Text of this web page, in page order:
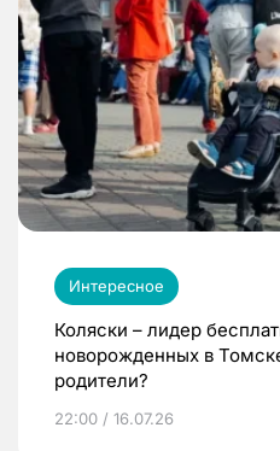
Интересное
Коляски – лидер
новорожденных в
родители?
22:00 / 16.07.26